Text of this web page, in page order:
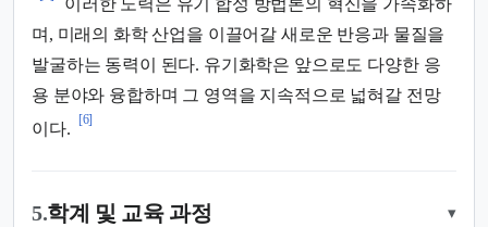
이러한 노력은 유기 합성 방법론의 혁신을 가속화하
며, 미래의 화학 산업을 이끌어갈 새로운 반응과 물질을
발굴하는 동력이 된다. 유기화학은 앞으로도 다양한 응
용 분야와 융합하며 그 영역을 지속적으로 넓혀갈 전망
이다.
[6]
5.학계 및 교육 과정 ▾